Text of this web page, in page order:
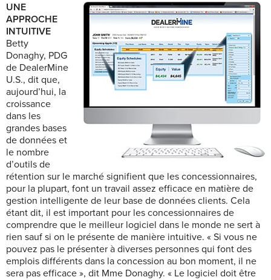
UNE
APPROCHE
INTUITIVE
Betty
Donaghy, PDG
de DealerMine
U.S., dit que,
aujourd’hui, la
croissance
dans les
grandes bases
de données et
le nombre
d’outils de
rétention sur le marché signifient que les concessionnaires,
pour la plupart, font un travail assez efficace en matière de
gestion intelligente de leur base de données clients. Cela
étant dit, il est important pour les concessionnaires de
comprendre que le meilleur logiciel dans le monde ne sert à
rien sauf si on le présente de manière intuitive. « Si vous ne
pouvez pas le présenter à diverses personnes qui font des
emplois différents dans la concession au bon moment, il ne
sera pas efficace », dit Mme Donaghy. « Le logiciel doit être